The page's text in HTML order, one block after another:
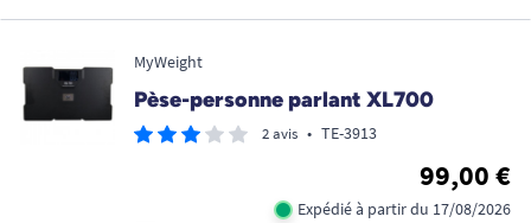
MyWeight
Pèse-personne parlant XL700
2 avis • TE-3913
99,00 €
Expédié à partir du 17/08/2026